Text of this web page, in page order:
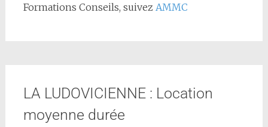
Formations Conseils, suivez AMMC
LA LUDOVICIENNE : Location
moyenne durée